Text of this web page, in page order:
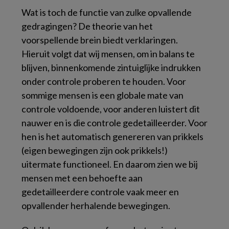
Wat is toch de functie van zulke opvallende
gedragingen? De theorie van het
voorspellende brein biedt verklaringen.
Hieruit volgt dat wij mensen, om in balans te
blijven, binnenkomende zintuiglijke indrukken
onder controle proberen te houden. Voor
sommige mensen is een globale mate van
controle voldoende, voor anderen luistert dit
nauwer en is die controle gedetailleerder. Voor
hen is het automatisch genereren van prikkels
(eigen bewegingen zijn ook prikkels!)
uitermate functioneel. En daarom zien we bij
mensen met een behoefte aan
gedetailleerdere controle vaak meer en
opvallender herhalende bewegingen.